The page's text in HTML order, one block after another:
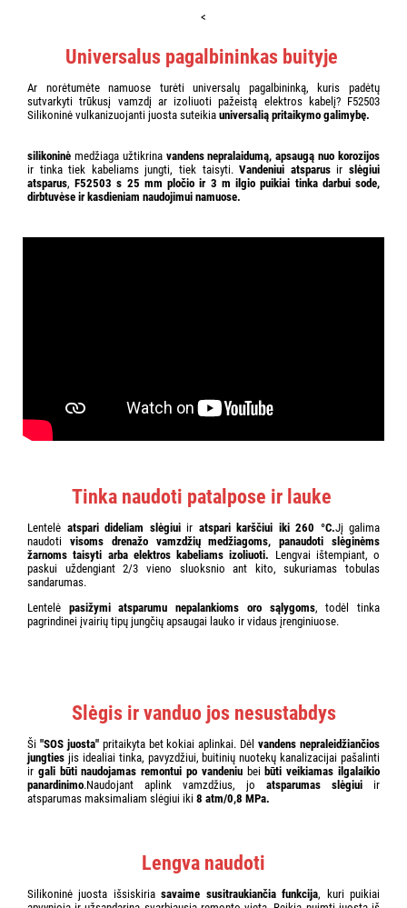
<
Universalus pagalbininkas buityje
Ar norėtumėte namuose turėti universalų pagalbininką, kuris padėtų
sutvarkyti trūkusį vamzdį ar izoliuoti pažeistą elektros kabelį? F52503
Silikoninė vulkanizuojanti juosta suteikia universalią pritaikymo galimybę.
silikoninė medžiaga užtikrina vandens nepralaidumą, apsaugą nuo korozijos
ir tinka tiek kabeliams jungti, tiek taisyti.Vandeniui atsparusirslėgiui
atsparus,F52503s 25 mm pločio ir 3 m ilgio puikiai tinka darbui sode,
dirbtuvėse ir kasdieniam naudojimui namuose.
Tinka naudoti patalpose ir lauke
Lentelė atspari dideliam slėgiuiir atspari karščiui iki 260 °C.Jį galima
naudoti visoms drenažo vamzdžių medžiagoms,panaudoti slėginėms
žarnoms taisyti arba elektros kabeliams izoliuoti. Lengvai ištempiant, o
paskui uždengiant 2/3 vieno sluoksnio ant kito, sukuriamas tobulas
sandarumas.
Lentelė pasižymi atsparumu nepalankioms oro sąlygoms, todėl tinka
pagrindinei įvairių tipų jungčių apsaugai lauko ir vidaus įrenginiuose.
Slėgis ir vanduo jos nesustabdys
Ši "SOS juosta"pritaikyta bet kokiai aplinkai. Dėlvandens nepraleidžiančios
jungties jis idealiai tinka, pavyzdžiui, buitinių nuotekų kanalizacijai pašalinti
ir gali būti naudojamas remontui po vandeniubeibūti veikiamas ilgalaikio
panardinimo.Naudojant aplink vamzdžius, jo atsparumas slėgiui ir
atsparumas maksimaliam slėgiui iki 8 atm/0,8 MPa.
Lengva naudoti
Silikoninė juosta išsiskiriasavaime susitraukiančia funkcija, kuri puikiai